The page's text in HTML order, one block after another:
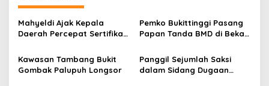
g
a
s
i
p
Mahyeldi Ajak Kepala
Daerah Percepat Sertifikasi
Pusat Ekosistem Halal
Nasional
Pemko Bukittinggi Pasang
Papan Tanda BMD di Bekas
Kawasan Tambang Bukit
Gombak Palupuh Longsor
Panggil Sejumlah Saksi
dalam Sidang Dugaan